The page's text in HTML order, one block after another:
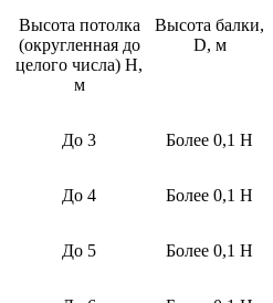
Высота потолка
(округленная до
целого числа) Н,
м
Высота балки,
D, м
До 3 Более 0,1 Н
До 4 Более 0,1 Н
До 5 Более 0,1 Н